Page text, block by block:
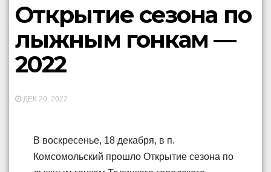
Открытие сезона по
лыжным гонкам —
2022
ДЕК 20, 2022
В воскресенье, 18 декабря, в п.
Комсомольский прошло Открытие сезона по